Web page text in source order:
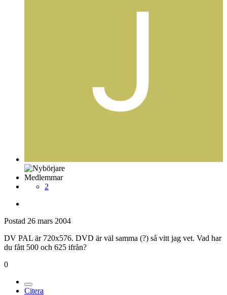
Medlemmar
2
Postad 26 mars 2004
DV PAL är 720x576. DVD är väl samma (?) så vitt jag vet. Vad har
du fått 500 och 625 ifrån?
0
Citera